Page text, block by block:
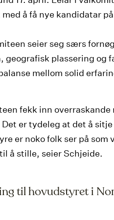
å få nye kandidatar
seier seg særs
geografisk plassering og
mellom solid
fekk inn overraskande
Det er tydeleg at det å
er noko folk ser på
å stille, seier Schjeide.
til hovudstyret i